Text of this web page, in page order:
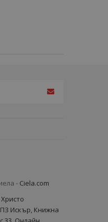
- Ciela.com
Искър, Книжна